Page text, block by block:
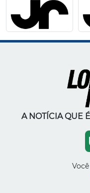
A NOTÍCIA QUE